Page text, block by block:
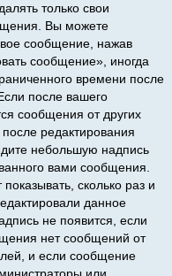
только свои
Вы можете
сообщение, нажав
сообщение», иногда
времени после
после вашего
сообщения от других
редактирования
небольшую надпись
вами сообщения.
сколько раз и
данное
не появится, если
нет сообщений от
и если сообщение